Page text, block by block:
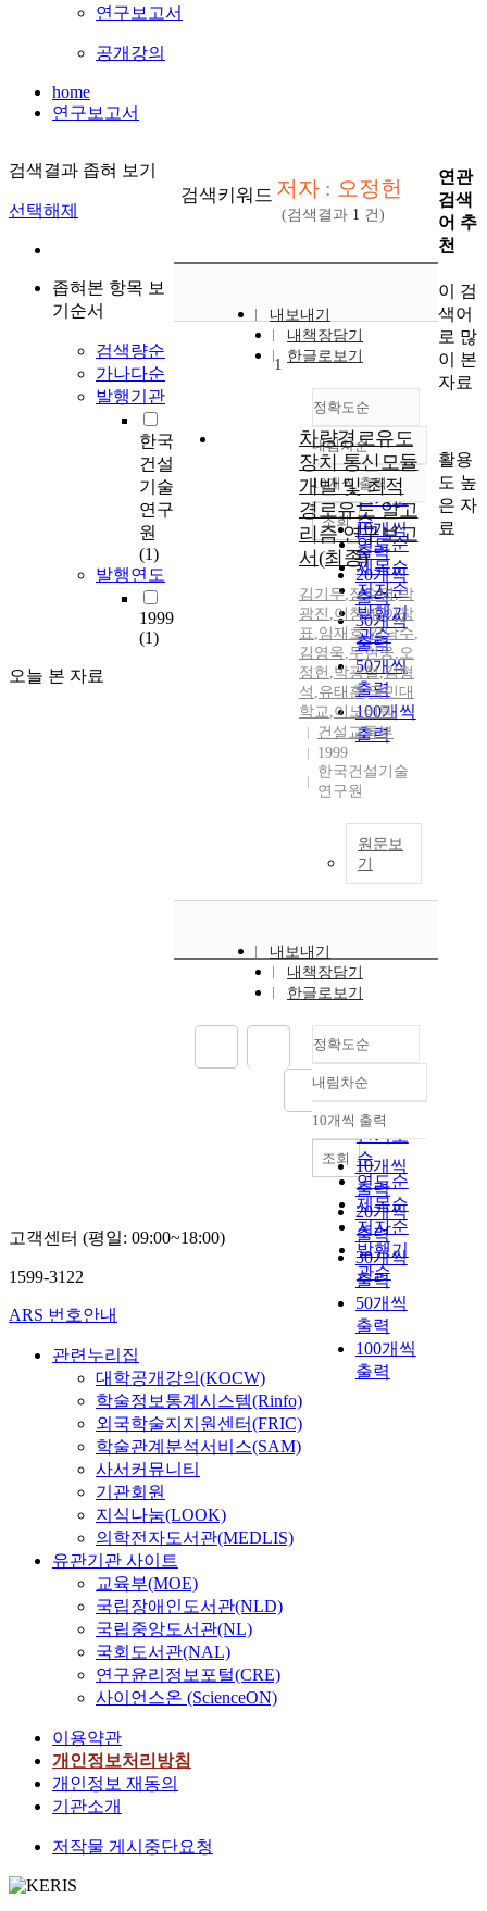
연구보고서
공개강의
home
연구보고서
검색결과 좁혀 보기
선택해제
좁혀본 항목 보
기순서
검색량순
가나다순
발행기관
한국
건설
기술
연구
원
(1)
발행연도
1999
(1)
오늘 본 자료
검색키워드 저자 : 오정헌
(검색결과 1 건)
내보내기
내책장담기
한글로보기
정확도순
정확도
순
인기도
순
연도순
제목순
저자순
발행기
관순
내림차순
내림차순
10개씩 출력
10개씩
출력
20개씩
출력
30개씩
출력
50개씩
출력
100개씩
출력
조회
1
차량경로유도
장치 통신모듈
개발 및 최적
경로유도 알고
리즘 연구보고
서(최종)
김기두,장수영,박
광진 ,이창세,이창
표,임재호,김남수,
김영욱,두현웅,오
정헌 ,박광철,김형
석 ,유태훈,국민대
학교,이노버텍
건설교통부
1999
한국건설기술
연구원
원문보
기
내보내기
내책장담기
한글로보기
정확도순
정확도
순
인기도
순
연도순
제목순
저자순
발행기
관순
내림차순
내림차순
10개씩 출력
10개씩
출력
20개씩
출력
30개씩
출력
50개씩
출력
100개씩
출력
조회
연관
검색
어 추
천
이 검
색어
로 많
이 본
자료
활용
도 높
은 자
료
고객센터 (평일: 09:00~18:00)
1599-3122
ARS 번호안내
관련누리집
대학공개강의(KOCW)
학술정보통계시스템(Rinfo)
외국학술지지원센터(FRIC)
학술관계분석서비스(SAM)
사서커뮤니티
기관회원
지식나눔(LOOK)
의학전자도서관(MEDLIS)
유관기관 사이트
교육부(MOE)
국립장애인도서관(NLD)
국립중앙도서관(NL)
국회도서관(NAL)
연구윤리정보포털(CRE)
사이언스온 (ScienceON)
이용약관
개인정보처리방침
개인정보 재동의
기관소개
저작물 게시중단요청